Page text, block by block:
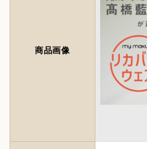
商品画像